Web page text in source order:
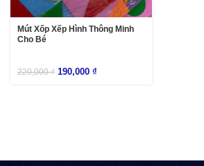
Mút Xốp Xếp Hình Thông Minh
Cho Bé
220,000₫ 190,000 ₫